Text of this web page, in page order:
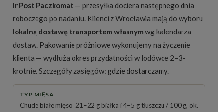
InPost Paczkomat — przesyłka dociera następnego dnia
roboczego po nadaniu. Klienci z Wrocławia mają do wyboru
lokalną dostawę transportem własnym wg kalendarza
dostaw. Pakowanie próżniowe wykonujemy na życzenie
klienta — wydłuża okres przydatności w lodówce 2–3-
krotnie. Szczegóły zasięgów: gdzie dostarczamy.
TYP MIĘSA
Chude białe mięso, 21–22 g białka i 4–5 g tłuszczu / 100 g, ok.